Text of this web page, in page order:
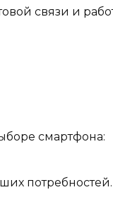
связи и
смартфона: